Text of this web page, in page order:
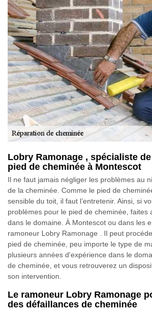
Lobry Ramonage , spécialiste
pied de cheminée à Montescot
Il ne faut jamais négliger les problèmes au
de la cheminée. Comme le pied de
sensible du toit, il faut l’entretenir. Ainsi, si
problèmes pour le pied de cheminée, faites
dans le domaine. À Montescot ou dans les
ramoneur Lobry Ramonage . Il peut
pied de cheminée, peu importe le type de
plusieurs années d'expérience dans le
de cheminée, et vous retrouverez un
son intervention.
Le ramoneur Lobry Ramonage
des défaillances de cheminée